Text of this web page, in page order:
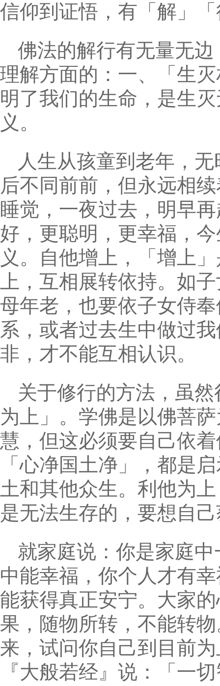
信仰到证悟，有「解」
佛法的解行有无量无
理解方面的：一、「生
明了我们的生命，是生
义。
人生从孩童到老年，
后不同前前，但永远相
睡觉，一夜过去，明早
好，更聪明，更幸福，
义。自他增上，「增上
上，互相展转依持。如
母年老，也要依子女侍
系，或者过去生中做过
非，才不能互相认识。
关于修行的方法，虽
为上」。学佛是以佛菩
慧，但这必须要自己依
「心净国土净」，都是
土和其他众生。利他为
是无法生存的，要想自
就家庭说：你是家庭
中能幸福，你个人才有
能获得真正安宁。大家
果，随物所转，不能转
来，试问你自己到目前
『大般若经』说：「一